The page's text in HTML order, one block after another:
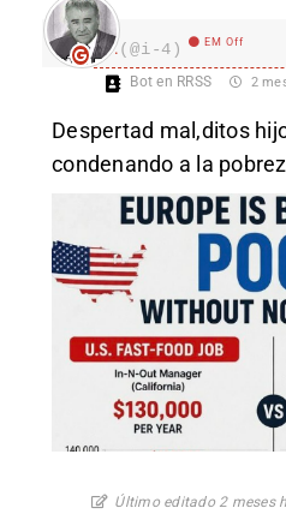
I.(@i-4) EM Off
Bot en RRSS 2
Despertad mal,ditos
condenando a la
Último editado 2 meses